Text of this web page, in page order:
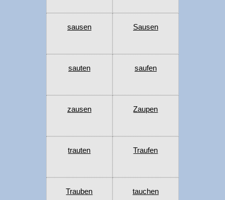
sausen Sausen
sauten saufen
zausen Zaupen
trauten Traufen
Trauben tauchen